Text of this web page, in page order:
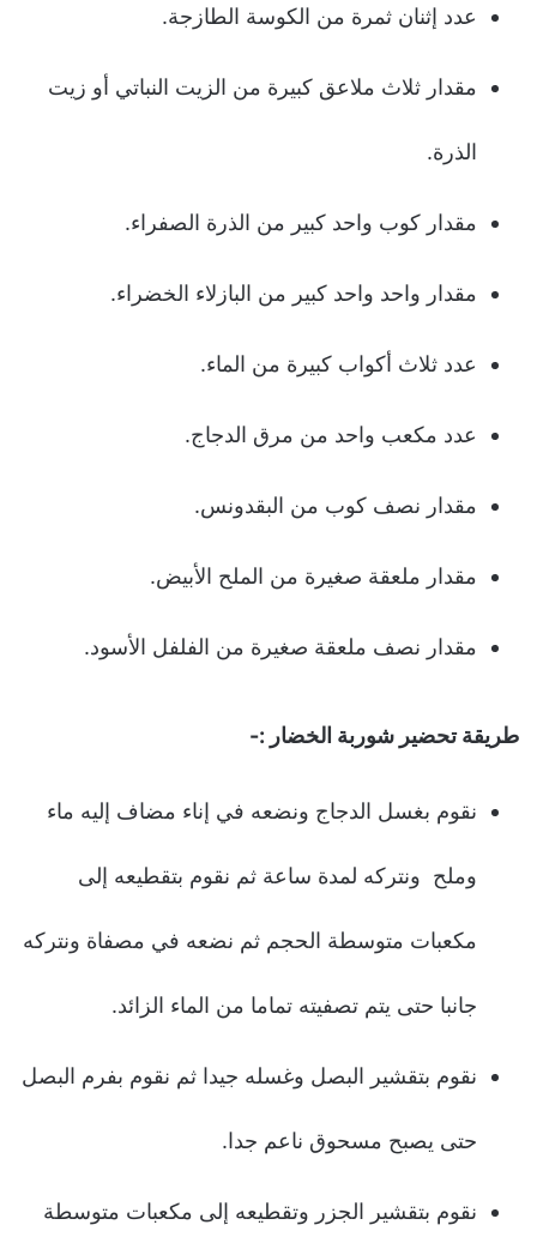
عدد إثنان ثمرة من الكوسة الطازجة.
مقدار ثلاث ملاعق كبيرة من الزيت النباتي أو زيت
الذرة.
مقدار كوب واحد كبير من الذرة الصفراء.
مقدار واحد واحد كبير من البازلاء الخضراء.
عدد ثلاث أكواب كبيرة من الماء.
عدد مكعب واحد من مرق الدجاج.
مقدار نصف كوب من البقدونس.
مقدار ملعقة صغيرة من الملح الأبيض.
مقدار نصف ملعقة صغيرة من الفلفل الأسود.
طريقة تحضير شوربة الخضار :-
نقوم بغسل الدجاج ونضعه في إناء مضاف إليه ماء
وملح ونتركه لمدة ساعة ثم نقوم بتقطيعه إلى
مكعبات متوسطة الحجم ثم نضعه في مصفاة ونتركه
جانبا حتى يتم تصفيته تماما من الماء الزائد.
نقوم بتقشير البصل وغسله جيدا ثم نقوم بفرم البصل
حتى يصبح مسحوق ناعم جدا.
نقوم بتقشير الجزر وتقطيعه إلى مكعبات متوسطة